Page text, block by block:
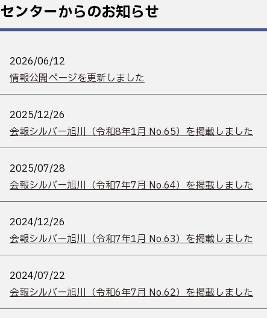
センターからのお知らせ
2026/06/12
情報公開ページを更新しました
2025/12/26
会報シルバー旭川（令和8年1月 No.65）を掲載しました
2025/07/28
会報シルバー旭川（令和7年7月 No.64）を掲載しました
2024/12/26
会報シルバー旭川（令和7年1月 No.63）を掲載しました
2024/07/22
会報シルバー旭川（令和6年7月 No.62）を掲載しました